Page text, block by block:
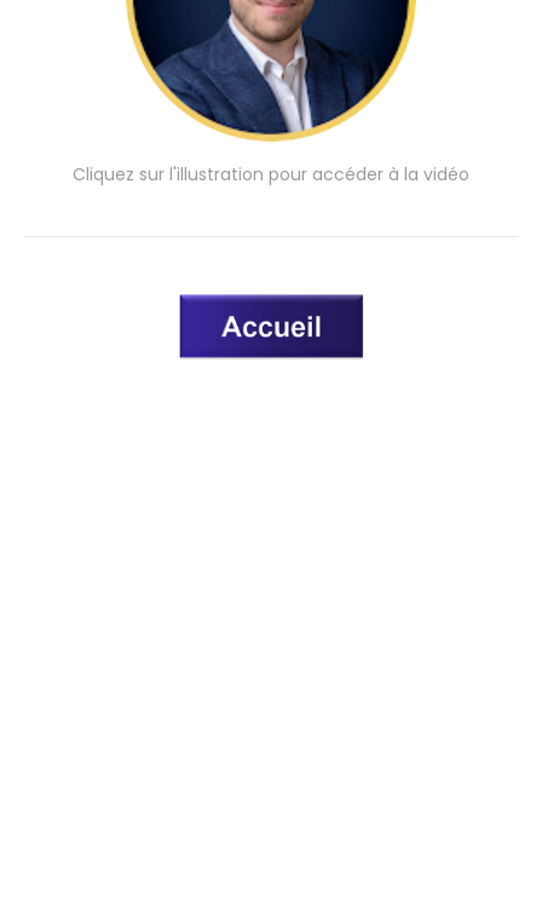
Cliquez sur l'illustration pour accéder à la vidéo